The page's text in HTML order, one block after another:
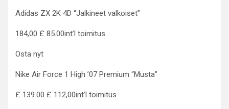
Adidas ZX 2K 4D “Jalkineet valkoiset”
184,00 £ 85.00int’l toimitus
Osta nyt
Nike Air Force 1 High ’07 Premium “Musta”
£ 139.00 £ 112,00int’l toimitus